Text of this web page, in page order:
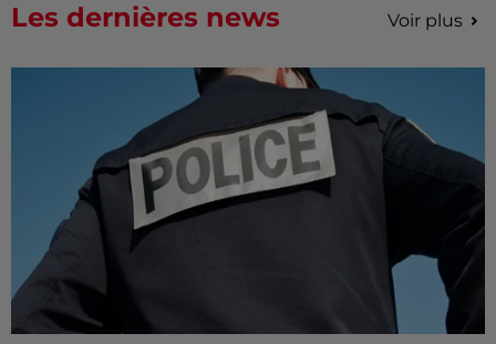
Les dernières news Voir plus